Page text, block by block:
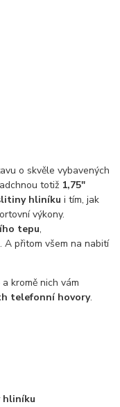
o skvěle vybavených
totiž 1,75"
hliníku i tím, jak
výkony.
tepu,
. A přitom všem na nabití
a kromě nich vám
telefonní hovory.